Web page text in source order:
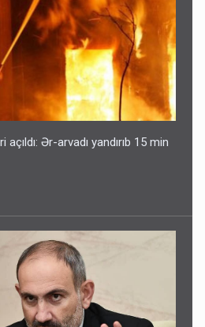
Ər-arvadı yandırıb 15 min